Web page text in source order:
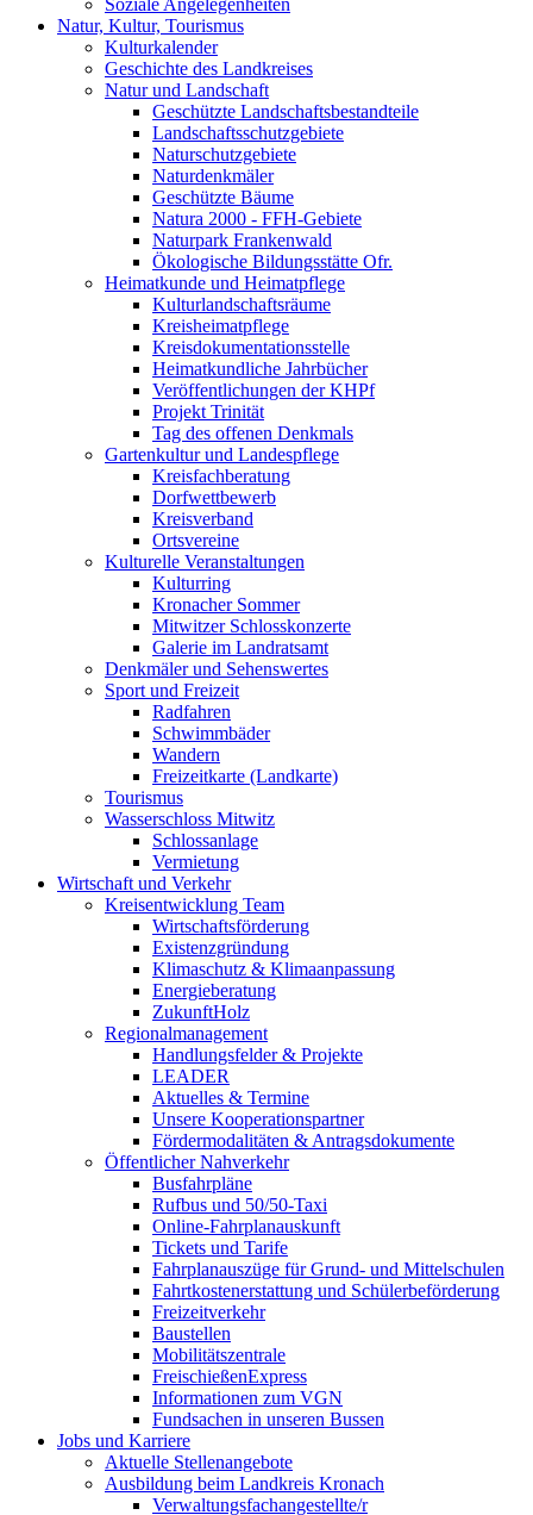
Soziale Angelegenheiten
Natur, Kultur, Tourismus
Kulturkalender
Geschichte des Landkreises
Natur und Landschaft
Geschützte Landschaftsbestandteile
Landschaftsschutzgebiete
Naturschutzgebiete
Naturdenkmäler
Geschützte Bäume
Natura 2000 - FFH-Gebiete
Naturpark Frankenwald
Ökologische Bildungsstätte Ofr.
Heimatkunde und Heimatpflege
Kulturlandschaftsräume
Kreisheimatpflege
Kreisdokumentationsstelle
Heimatkundliche Jahrbücher
Veröffentlichungen der KHPf
Projekt Trinität
Tag des offenen Denkmals
Gartenkultur und Landespflege
Kreisfachberatung
Dorfwettbewerb
Kreisverband
Ortsvereine
Kulturelle Veranstaltungen
Kulturring
Kronacher Sommer
Mitwitzer Schlosskonzerte
Galerie im Landratsamt
Denkmäler und Sehenswertes
Sport und Freizeit
Radfahren
Schwimmbäder
Wandern
Freizeitkarte (Landkarte)
Tourismus
Wasserschloss Mitwitz
Schlossanlage
Vermietung
Wirtschaft und Verkehr
Kreisentwicklung Team
Wirtschaftsförderung
Existenzgründung
Klimaschutz & Klimaanpassung
Energieberatung
ZukunftHolz
Regionalmanagement
Handlungsfelder & Projekte
LEADER
Aktuelles & Termine
Unsere Kooperationspartner
Fördermodalitäten & Antragsdokumente
Öffentlicher Nahverkehr
Busfahrpläne
Rufbus und 50/50-Taxi
Online-Fahrplanauskunft
Tickets und Tarife
Fahrplanauszüge für Grund- und Mittelschulen
Fahrtkostenerstattung und Schülerbeförderung
Freizeitverkehr
Baustellen
Mobilitätszentrale
FreischießenExpress
Informationen zum VGN
Fundsachen in unseren Bussen
Jobs und Karriere
Aktuelle Stellenangebote
Ausbildung beim Landkreis Kronach
Verwaltungsfachangestellte/r